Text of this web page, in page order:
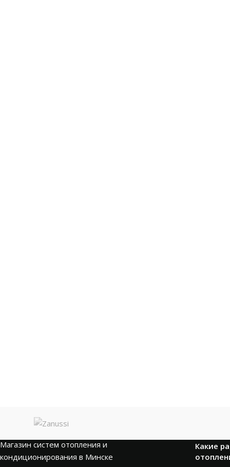
Магазин систем отопления и
кондиционирования в Минске
Какие